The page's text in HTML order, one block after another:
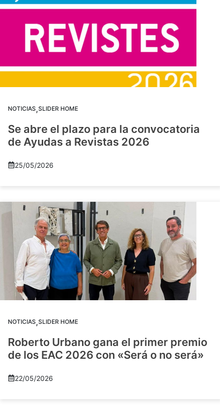
NOTICIAS,SLIDER HOME
Se abre el plazo para la convocatoria
de Ayudas a Revistas 2026
25/05/2026
NOTICIAS,SLIDER HOME
Roberto Urbano gana el primer premio
de los EAC 2026 con «Será o no será»
22/05/2026